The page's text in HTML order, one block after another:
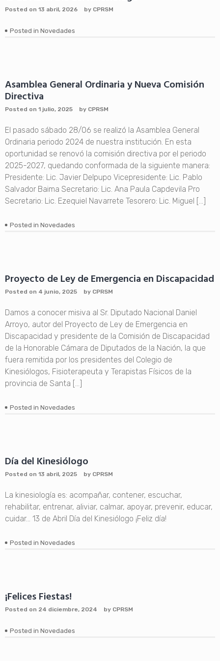
Posted on 13 abril, 2026 by CPRSM
Posted in Novedades
Asamblea General Ordinaria y Nueva Comisión
Directiva
Posted on 1 julio, 2025 by CPRSM
El pasado sábado 28/06 se realizó la Asamblea General
Ordinaria periodo 2024 de nuestra institución. En esta
oportunidad se renovó la comisión directiva por el periodo
2025-2027, quedando conformada de la siguiente manera:
Presidente: Lic. Javier Delpupo Vicepresidente: Lic. Pablo
Salvador Baima Secretario: Lic. Ana Paula Capdevila Pro
Secretario: Lic. Ezequiel Navarrete Tesorero: Lic. Miguel […]
Posted in Novedades
Proyecto de Ley de Emergencia en Discapacidad
Posted on 4 junio, 2025 by CPRSM
Damos a conocer misiva al Sr. Diputado Nacional Daniel
Arroyo, autor del Proyecto de Ley de Emergencia en
Discapacidad y presidente de la Comisión de Discapacidad
de la Honorable Cámara de Diputados de la Nación, la que
fuera remitida por los presidentes del Colegio de
Kinesiólogos, Fisioterapeuta y Terapistas Físicos de la
provincia de Santa […]
Posted in Novedades
Día del Kinesiólogo
Posted on 13 abril, 2025 by CPRSM
La kinesiología es: acompañar, contener, escuchar,
rehabilitar, entrenar, aliviar, calmar, apoyar, prevenir, educar,
cuidar… 13 de Abril Día del Kinesiólogo ¡Feliz día!
Posted in Novedades
¡Felices Fiestas!
Posted on 24 diciembre, 2024 by CPRSM
Posted in Novedades